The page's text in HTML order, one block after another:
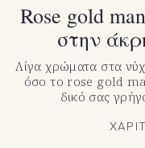
Rose gold
στην
Λίγα χρώματα στα
όσο το rose gold
δικό σας